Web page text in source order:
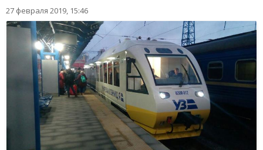
27 февраля 2019, 15:46